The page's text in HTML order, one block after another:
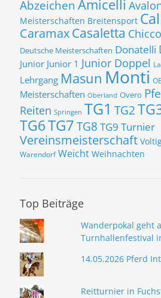
Abzeichen Amicelli
Meisterschaften Breitensport
CaramaxCasaletta Chicco
Deutsche Meisterschaften Donatelli
Junior Junior 1 Junior Doppel
Lehrgang Masun Monti
Meisterschaften Oberland Overo
Reiten Springen TG1 TG2
TG6TG7TG8 TG9 Turnier
Vereinsmeisterschaft
Warendorf Weicht Weihnachten
Top Beiträge
Wanderpokal geht
Turnhallenfestival
14.05.2026 Pferd
Reitturnier in